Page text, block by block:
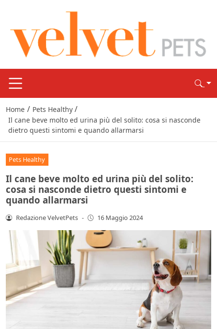
Home / Pets Healthy /
Il cane beve molto ed urina più del solito: cosa si nasconde
dietro questi sintomi e quando allarmarsi
Pets Healthy
Il cane beve molto ed urina più del solito:
cosa si nasconde dietro questi sintomi e
quando allarmarsi
Redazione VelvetPets - 16 Maggio 2024